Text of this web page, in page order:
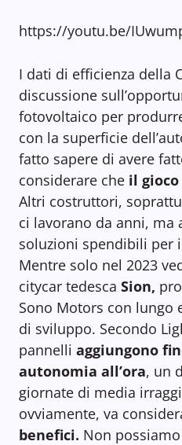
https://youtu.be/
I dati di efficienza della
discussione
fotovoltaico per
con la superficie
fatto sapere di avere
considerare che il
Altri costruttori,
ci lavorano da anni, ma
soluzioni spendibili per
Mentre solo nel 2023
citycar tedesca Sion,
Sono Motors con lungo
di sviluppo. Secondo
pannelli aggiungono
autonomia all’ora, un
giornate di media
ovviamente, va
benefici. Non